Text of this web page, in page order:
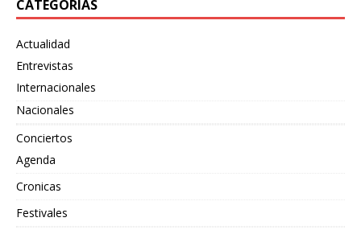
CATEGORÍAS
Actualidad
Entrevistas
Internacionales
Nacionales
Conciertos
Agenda
Cronicas
Festivales